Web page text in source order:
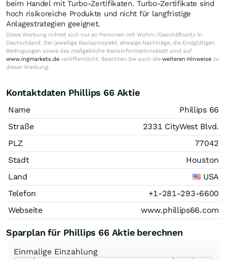
beim Handel mit Turbo-Zertifikaten. Turbo-Zertifikate sind
hoch risikoreiche Produkte und nicht für langfristige
Anlagestrategien geeignet.
Diese Werbung richtet sich nur an Personen mit Wohn-/Geschäftssitz in
Deutschland. Der jeweilige Basisprospekt, etwaige Nachträge, die Endgültigen
Bedingungen sowie das maßgebliche Basisinformationsblatt sind auf
www.ingmarkets.de veröffentlicht. Beachten Sie auch die weiteren Hinweise zu
dieser Werbung.
Kontaktdaten Phillips 66 Aktie
Name
Phillips 66
Straße
2331 CityWest Blvd.
PLZ
77042
Stadt
Houston
Land
USA
Telefon
+1-281-293-6600
Webseite
www.phillips66.com
Sparplan für Phillips 66 Aktie berechnen
Einmalige Einzahlung